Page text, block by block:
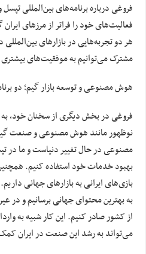
فروغی درباره برنامه‌های بین‌المللی
فعالیت‌های خود را فراتر از مرزهای
هر دو تجربه‌هایی در بازارهای
مشترک می‌توانیم به موفقیت‌های
هوش مصنوعی و توسعه بازار گیم؛ دو
فروغی در بخش دیگری از سخنان خود،
نوظهور مانند هوش مصنوعی و صنعت
مصنوعی در حال تغییر دنیاست و ما در
بهبود خدمات خود استفاده کنیم.
بازی‌های ایرانی به بازارهای جهانی
به بهترین محتوای جهانی برسانیم و در
از کشور صادر کنیم. این کار شبیه به
می‌تواند به رشد این صنعت در ایران